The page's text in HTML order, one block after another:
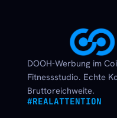
DOOH-Werbung im
Fitnessstudio. Echte
Bruttoreichweite.
#REALATTENTION